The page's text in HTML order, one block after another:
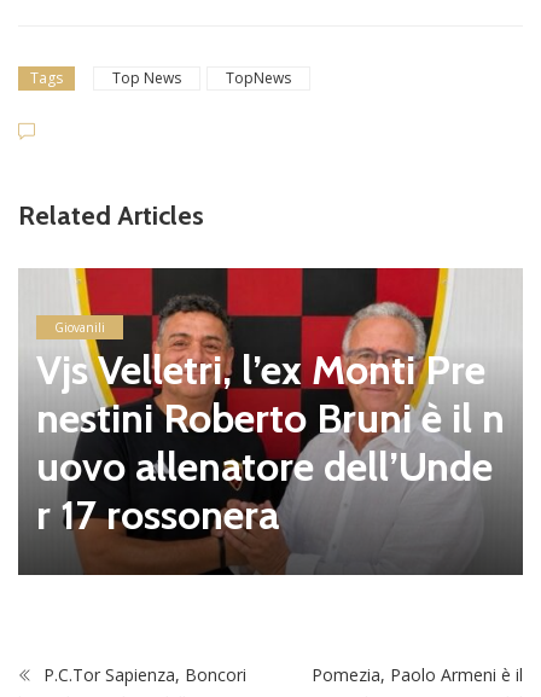
Tags Top News TopNews
Related Articles
Giovanili
Vjs Velletri, l’ex Monti Pre
nestini Roberto Bruni è il n
uovo allenatore dell’Unde
r 17 rossonera
P.C.Tor Sapienza, Boncori
Pomezia, Paolo Armeni è il